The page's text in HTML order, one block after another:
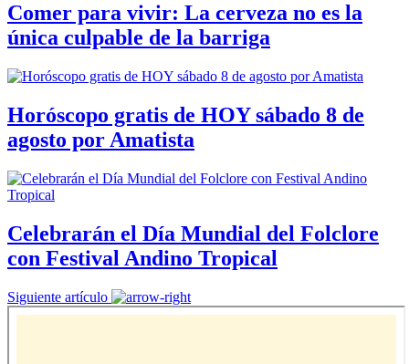
Comer para vivir: La cerveza no es la
única culpable de la barriga
Horóscopo gratis de HOY sábado 8 de
agosto por Amatista
Celebrarán el Día Mundial del Folclore
con Festival Andino Tropical
Siguiente artículo